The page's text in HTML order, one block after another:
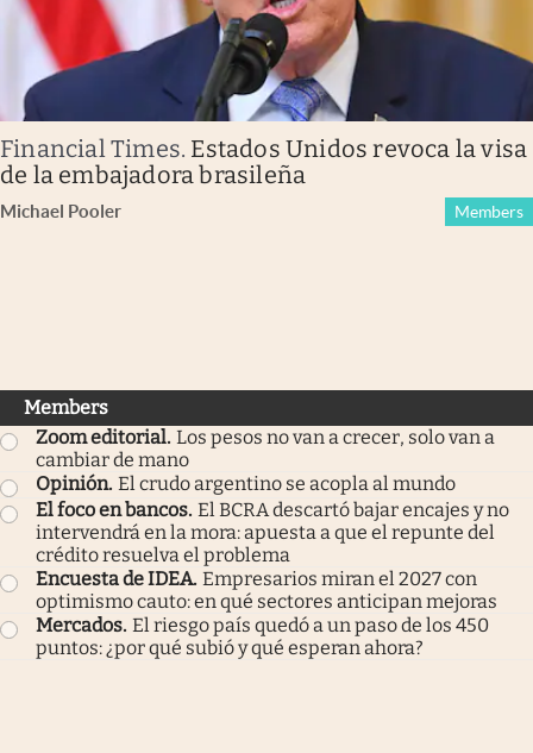
Financial Times. Estados Unidos revoca la visa
de la embajadora brasileña
Michael Pooler Members
Members
Zoom editorial. Los pesos no van a crecer, solo van a
cambiar de mano
Opinión. El crudo argentino se acopla al mundo
El foco en bancos. El BCRA descartó bajar encajes y no
intervendrá en la mora: apuesta a que el repunte del
crédito resuelva el problema
Encuesta de IDEA. Empresarios miran el 2027 con
optimismo cauto: en qué sectores anticipan mejoras
Mercados. El riesgo país quedó a un paso de los 450
puntos: ¿por qué subió y qué esperan ahora?